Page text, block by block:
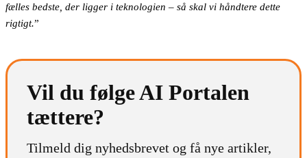
fælles bedste, der ligger i teknologien – så skal vi håndtere dette
rigtigt.”
Vil du følge AI Portalen
tættere?
Tilmeld dig nyhedsbrevet og få nye artikler,